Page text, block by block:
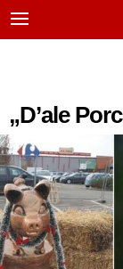
„D’ale